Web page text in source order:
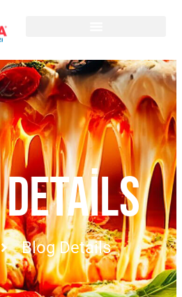
Blog Details